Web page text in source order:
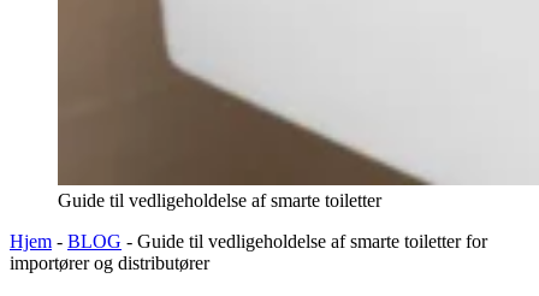
Guide til vedligeholdelse af smarte toiletter
Hjem - BLOG - Guide til vedligeholdelse af smarte toiletter for
importører og distributører